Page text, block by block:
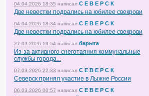
04.04.2026 18:35 написал С Е В Е Р С К
Две невестки подрались на юбилее свекрови
04.04.2026 18:34 написал С Е В Е Р С К
Две невестки подрались на юбилее свекрови
27.03.2026 19:54 написал барыга
Из-за активного снеготаяния коммунальные
службы города...
07.03.2026 22:33 написал С Е В Е Р С К
Северск принял участие в Лыжне России
06.03.2026 00:57 написал С Е В Е Р С К